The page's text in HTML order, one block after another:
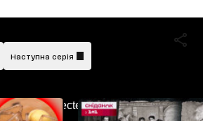
AdBlockDetected!
Наступна серія